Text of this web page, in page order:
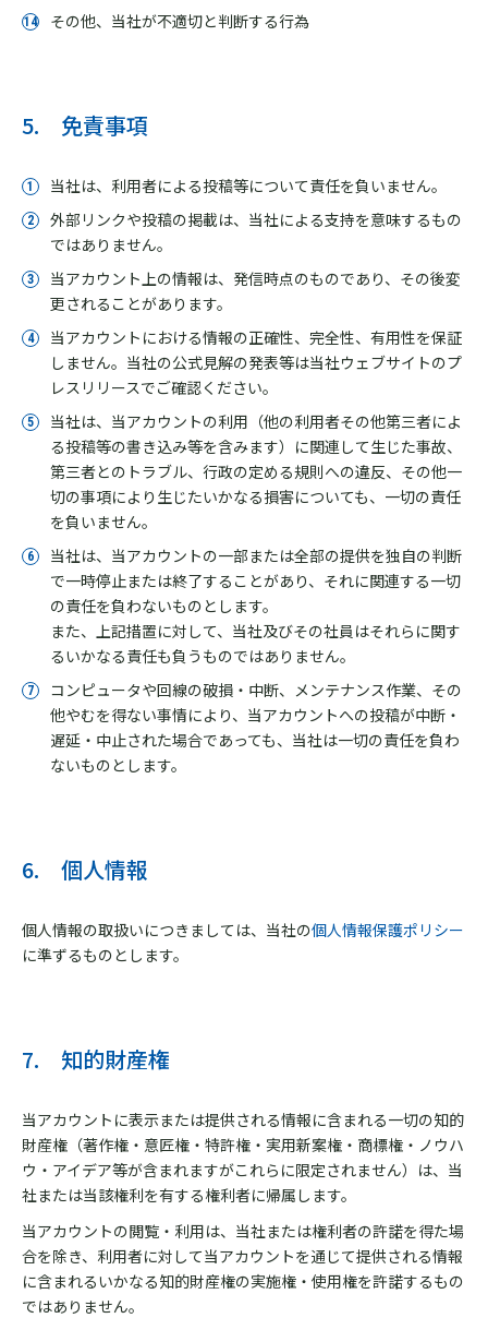
その他、当社が不適切と判断する行為
5. 免責事項
当社は、利用者による投稿等について責任を負いません。
外部リンクや投稿の掲載は、当社による支持を意味するもの
ではありません。
当アカウント上の情報は、発信時点のものであり、その後変
更されることがあります。
当アカウントにおける情報の正確性、完全性、有用性を保証
しません。当社の公式見解の発表等は当社ウェブサイトのプ
レスリリースでご確認ください。
当社は、当アカウントの利用（他の利用者その他第三者によ
る投稿等の書き込み等を含みます）に関連して生じた事故、
第三者とのトラブル、行政の定める規則への違反、その他一
切の事項により生じたいかなる損害についても、一切の責任
を負いません。
当社は、当アカウントの一部または全部の提供を独自の判断
で一時停止または終了することがあり、それに関連する一切
の責任を負わないものとします。
また、上記措置に対して、当社及びその社員はそれらに関す
るいかなる責任も負うものではありません。
コンピュータや回線の破損・中断、メンテナンス作業、その
他やむを得ない事情により、当アカウントへの投稿が中断・
遅延・中止された場合であっても、当社は一切の責任を負わ
ないものとします。
6. 個人情報
個人情報の取扱いにつきましては、当社の個人情報保護ポリシー
に準ずるものとします。
7. 知的財産権
当アカウントに表示または提供される情報に含まれる一切の知的
財産権（著作権・意匠権・特許権・実用新案権・商標権・ノウハ
ウ・アイデア等が含まれますがこれらに限定されません）は、当
社または当該権利を有する権利者に帰属します。
当アカウントの閲覧・利用は、当社または権利者の許諾を得た場
合を除き、利用者に対して当アカウントを通じて提供される情報
に含まれるいかなる知的財産権の実施権・使用権を許諾するもの
ではありません。